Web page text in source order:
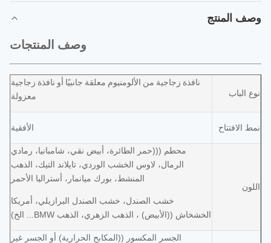
وصف المنتج
وصف المنتجات
نوع الباب
نافذة زجاجية من الألومنيوم معلقة جانبيًا أو نافذة زجاجية
معزولة
نمط الافتتاح الأفقية
اللون
محطم (((حمر الطائرة، أبيض نقي، شامبانيا، رمادي
الرمال، لاوس الخشب الوردي، تايلاند التيك، الذهب
المنشط، بورك ميانمار، أستراليا الأحمر
خشب الصندل، خشب الصندل البرازيلي، أمريكا
الخشخاش ((الأبيض) ، الذهب الزهري، الذهب BMW... الخ)
الجسر المكسور ((المكابح الحرارية) أو الجسر غير